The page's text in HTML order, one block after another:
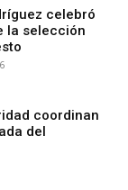
celebró
la selección
coordinan
del